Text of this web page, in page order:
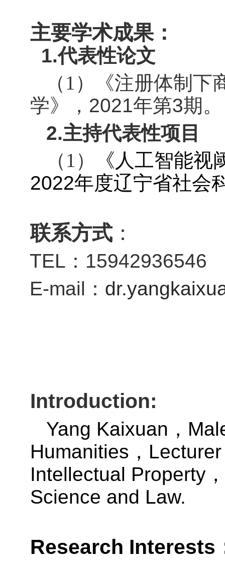
主要学术成果：
1.代表性论文
（ 1 ）
《注册体制
学》， 2021年第3期。
2.主持代表性项目
（ 1 ） 《人工智能
2022年度辽宁省社会
联系方式：
TEL ： 15942936546
E-mail ：
Introduction:
Yang Kaixuan ，
Humanities ， Lecturer
Intellectual Property ，
Science and Law.
Research Interests